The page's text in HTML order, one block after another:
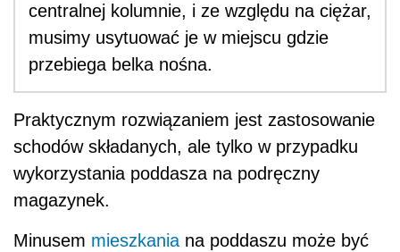
centralnej kolumnie, i ze względu na ciężar,
musimy usytuować je w miejscu gdzie
przebiega belka nośna.
Praktycznym rozwiązaniem jest zastosowanie
schodów składanych, ale tylko w przypadku
wykorzystania poddasza na podręczny
magazynek.
Minusem mieszkania na poddaszu może być